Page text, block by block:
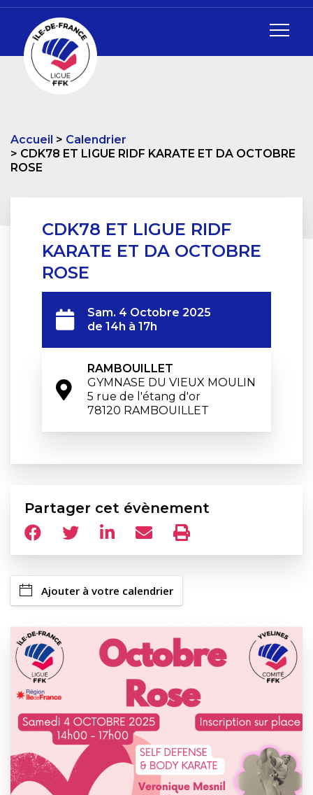
Accueil
Calendrier
CDK78 ET LIGUE RIDF KARATE ET DA OCTOBRE
ROSE
CDK78 ET LIGUE RIDF
KARATE ET DA OCTOBRE
ROSE
Sam. 4 Octobre 2025
de 14h à 17h
RAMBOUILLET
GYMNASE DU VIEUX MOULIN
5 rue de l'étang d'or
78120 RAMBOUILLET
Partager cet évènement
Ajouter à votre calendrier